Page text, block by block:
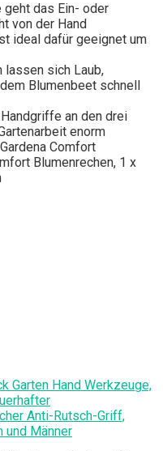
das Ein- oder
von der Hand
ideal dafür geeignet um
lassen sich Laub,
Blumenbeet schnell
an den drei
enorm
Comfort
Blumenrechen, 1 x
Garten Hand Werkzeuge,
Anti-Rutsch-Griff,
und Männer